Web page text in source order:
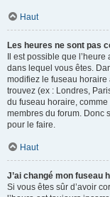
Haut
Les heures ne sont pas
Il est possible que
dans lequel vous êtes.
modifiez le fuseau horaire
trouvez (ex : Londres,
du fuseau horaire, comme
membres du forum. Donc
pour le faire.
Haut
J’ai changé mon fuseau
Si vous êtes sûr d’avoir